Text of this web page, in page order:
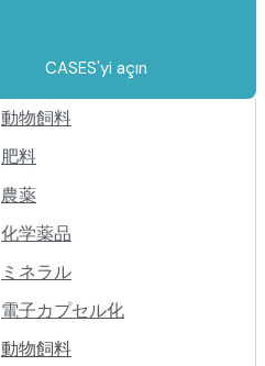
CASES'yi açın
動物飼料
肥料
農薬
化学薬品
ミネラル
電子カプセル化
動物飼料